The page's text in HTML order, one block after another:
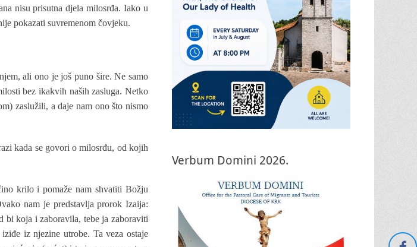
nisu prisutna djela milosrđa. Iako u
pokazati suvremenom čovjeku.
ali ono je još puno šire. Ne samo
bez ikakvih naših zasluga. Netko
zaslužili, a daje nam ono što nismo
kada se govori o milosrđu, od kojih
krilo i pomaže nam shvatiti Božju
nam je predstavlja prorok Izaija:
bi koja i zaboravila, tebe ja zaboraviti
iz njezine utrobe. Ta veza ostaje
Verbum Domini 2026.